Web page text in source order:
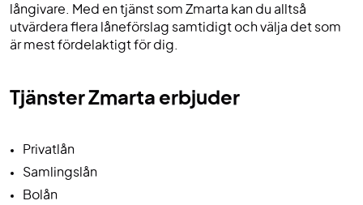
långivare. Med en tjänst som Zmarta kan du alltså
utvärdera flera låneförslag samtidigt och välja det som
är mest fördelaktigt för dig.
Tjänster Zmarta erbjuder
Privatlån
Samlingslån
Bolån